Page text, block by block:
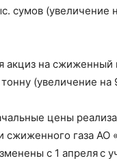
сумов (увеличение
акциз на сжиженный
(увеличение на
цены
сжиженного газа АО
с 1 апреляс